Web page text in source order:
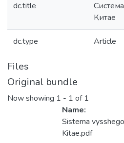
dc.title
Китае
dc.type Article
Files
Original bundle
Now showing 1 - 1 of 1
Name:
Sistema
Kitae.pdf